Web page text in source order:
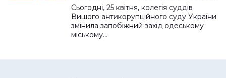
Сьогодні, 25 квітня, колегія суддів
Вищого антикорупційного суду України
змінила запобіжний захід одеському
міському…